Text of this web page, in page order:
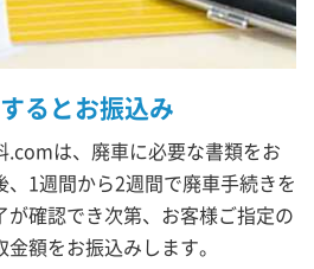
るとお振込み
.comは、廃車に必要な書類をお
1週間から2週間で廃車手続きを
確認でき次第、お客様ご指定の
額をお振込みします。